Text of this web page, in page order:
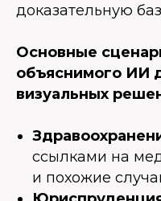
доказательную
Основные
объяснимого ИИ
визуальных
ссылками на
и похожие